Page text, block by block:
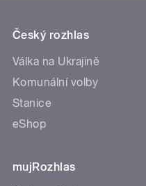
Český rozhlas
Válka na Ukrajině
Komunální volby
Stanice
eShop
mujRozhlas